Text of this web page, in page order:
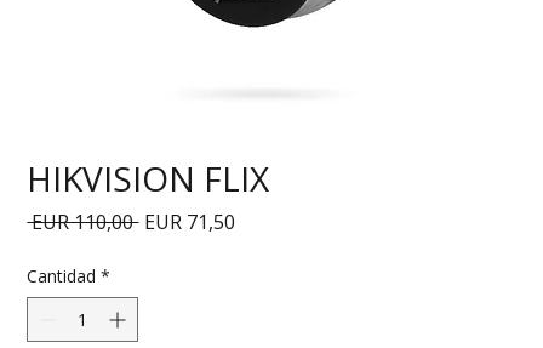
HIKVISION FLIX
EUR 110,00 Precio
EUR 71,50
Cantidad *